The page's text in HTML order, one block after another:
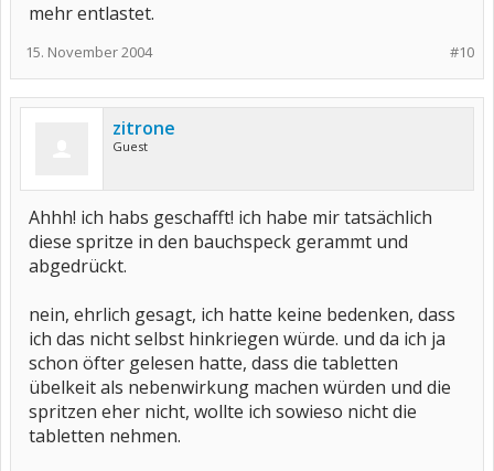
mehr entlastet.
#10
15. November 2004
zitrone
Guest
Ahhh! ich habs geschafft! ich habe mir tatsächlich
diese spritze in den bauchspeck gerammt und
abgedrückt.
nein, ehrlich gesagt, ich hatte keine bedenken, dass
ich das nicht selbst hinkriegen würde. und da ich ja
schon öfter gelesen hatte, dass die tabletten
übelkeit als nebenwirkung machen würden und die
spritzen eher nicht, wollte ich sowieso nicht die
tabletten nehmen.